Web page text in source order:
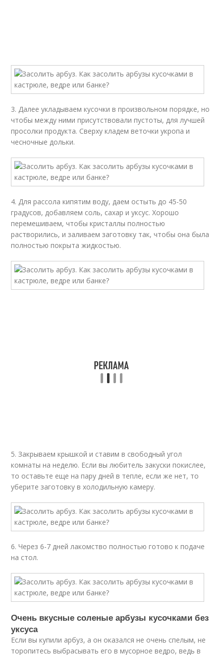
3. Далее укладываем кусочки в произвольном порядке, но
чтобы между ними присутствовали пустоты, для лучшей
просолки продукта. Сверху кладем веточки укропа и
чесночные дольки.
4. Для рассола кипятим воду, даем остыть до 45-50
градусов, добавляем соль, сахар и уксус. Хорошо
перемешиваем, чтобы кристаллы полностью
растворились, и заливаем заготовку так, чтобы она была
полностью покрыта жидкостью.
5. Закрываем крышкой и ставим в свободный угол
комнаты на неделю. Если вы любитель закуски покислее,
то оставьте еще на пару дней в тепле, если же нет, то
уберите заготовку в холодильную камеру.
6. Через 6-7 дней лакомство полностью готово к подаче
на стол.
Очень вкусные соленые арбузы кусочками без
уксуса
Если вы купили арбуз, а он оказался не очень спелым, не
торопитесь выбрасывать его в мусорное ведро, ведь в